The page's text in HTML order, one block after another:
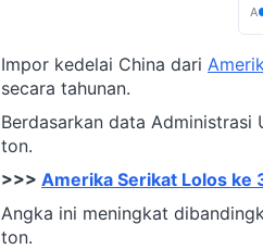
A
Impor kedelai China dari
secara tahunan.
Berdasarkan data Administrasi
ton.
>>> Amerika Serikat Lolos ke
Angka ini meningkat
ton.